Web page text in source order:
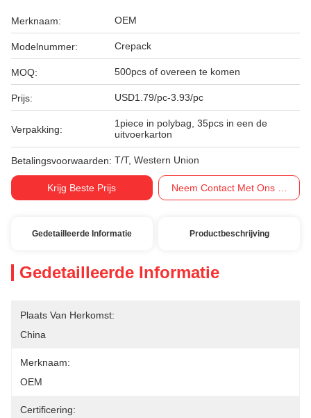
Merknaam: OEM
Modelnummer: Crepack
MOQ: 500pcs of overeen te komen
Prijs: USD1.79/pc-3.93/pc
Verpakking:
1piece in polybag, 35pcs in een de
uitvoerkarton
Betalingsvoorwaarden: T/T, Western Union
Krijg Beste Prijs Neem Contact Met Ons Op
Gedetailleerde Informatie Productbeschrijving
Gedetailleerde Informatie
Plaats Van Herkomst:
China
Merknaam:
OEM
Certificering: